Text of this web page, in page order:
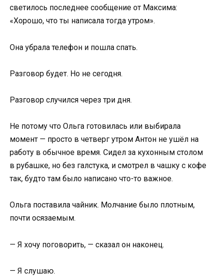
светилось последнее сообщение от Максима:
«Хорошо, что ты написала тогда утром».
Она убрала телефон и пошла спать.
Разговор будет. Но не сегодня.
Разговор случился через три дня.
Не потому что Ольга готовилась или выбирала
момент — просто в четверг утром Антон не ушёл на
работу в обычное время. Сидел за кухонным столом
в рубашке, но без галстука, и смотрел в чашку с кофе
так, будто там было написано что-то важное.
Ольга поставила чайник. Молчание было плотным,
почти осязаемым.
— Я хочу поговорить, — сказал он наконец.
— Я слушаю.